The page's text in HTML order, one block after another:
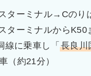
ターミナル→Cの
ターミナルからK50
線に乗車し「長良川
（約21分）